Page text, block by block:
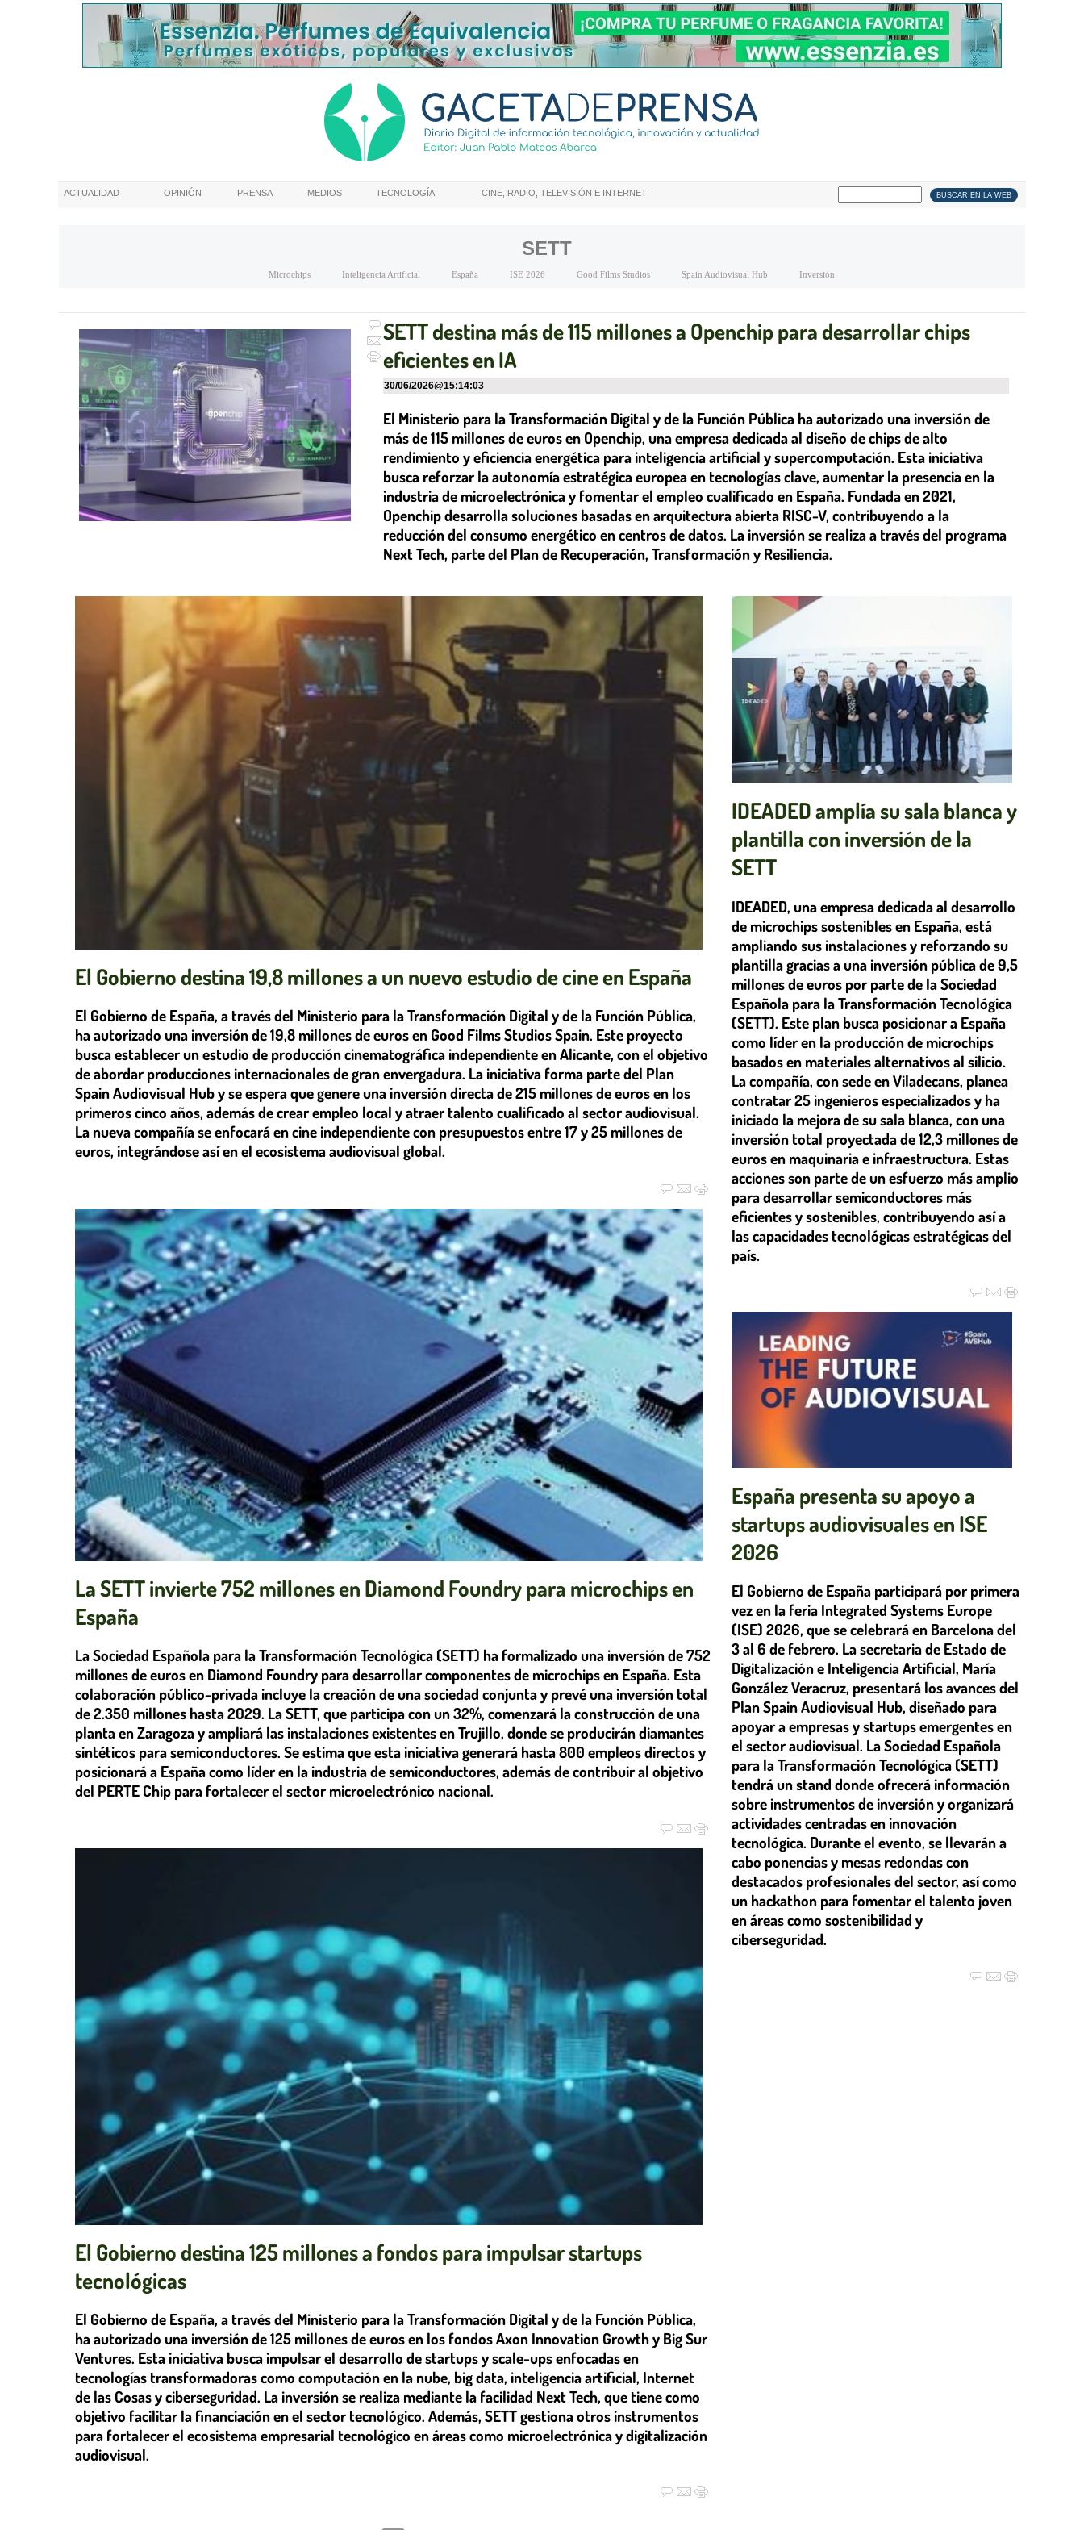
ACTUALIDAD OPINIÓN PRENSA MEDIOS TECNOLOGÍA CINE, RADIO, TELEVISIÓN E INTERNET
SETT
Microchips Inteligencia Artificial España ISE 2026 Good Films Studios Spain Audiovisual Hub Inversión
SETT destina más de 115 millones a Openchip para desarrollar chips
eficientes en IA
30/06/2026@15:14:03
El Ministerio para la Transformación Digital y de la Función Pública ha autorizado una inversión de
más de 115 millones de euros en Openchip, una empresa dedicada al diseño de chips de alto
rendimiento y eficiencia energética para inteligencia artificial y supercomputación. Esta iniciativa
busca reforzar la autonomía estratégica europea en tecnologías clave, aumentar la presencia en la
industria de microelectrónica y fomentar el empleo cualificado en España. Fundada en 2021,
Openchip desarrolla soluciones basadas en arquitectura abierta RISC-V, contribuyendo a la
reducción del consumo energético en centros de datos. La inversión se realiza a través del programa
Next Tech, parte del Plan de Recuperación, Transformación y Resiliencia.
El Gobierno destina 19,8 millones a un nuevo estudio de cine en España
El Gobierno de España, a través del Ministerio para la Transformación Digital y de la Función Pública,
ha autorizado una inversión de 19,8 millones de euros en Good Films Studios Spain. Este proyecto
busca establecer un estudio de producción cinematográfica independiente en Alicante, con el objetivo
de abordar producciones internacionales de gran envergadura. La iniciativa forma parte del Plan
Spain Audiovisual Hub y se espera que genere una inversión directa de 215 millones de euros en los
primeros cinco años, además de crear empleo local y atraer talento cualificado al sector audiovisual.
La nueva compañía se enfocará en cine independiente con presupuestos entre 17 y 25 millones de
euros, integrándose así en el ecosistema audiovisual global.
La SETT invierte 752 millones en Diamond Foundry para microchips en
España
La Sociedad Española para la Transformación Tecnológica (SETT) ha formalizado una inversión de 752
millones de euros en Diamond Foundry para desarrollar componentes de microchips en España. Esta
colaboración público-privada incluye la creación de una sociedad conjunta y prevé una inversión total
de 2.350 millones hasta 2029. La SETT, que participa con un 32%, comenzará la construcción de una
planta en Zaragoza y ampliará las instalaciones existentes en Trujillo, donde se producirán diamantes
sintéticos para semiconductores. Se estima que esta iniciativa generará hasta 800 empleos directos y
posicionará a España como líder en la industria de semiconductores, además de contribuir al objetivo
del PERTE Chip para fortalecer el sector microelectrónico nacional.
El Gobierno destina 125 millones a fondos para impulsar startups
tecnológicas
El Gobierno de España, a través del Ministerio para la Transformación Digital y de la Función Pública,
ha autorizado una inversión de 125 millones de euros en los fondos Axon Innovation Growth y Big Sur
Ventures. Esta iniciativa busca impulsar el desarrollo de startups y scale-ups enfocadas en
tecnologías transformadoras como computación en la nube, big data, inteligencia artificial, Internet
de las Cosas y ciberseguridad. La inversión se realiza mediante la facilidad Next Tech, que tiene como
objetivo facilitar la financiación en el sector tecnológico. Además, SETT gestiona otros instrumentos
para fortalecer el ecosistema empresarial tecnológico en áreas como microelectrónica y digitalización
audiovisual.
IDEADED amplía su sala blanca y
plantilla con inversión de la
SETT
IDEADED, una empresa dedicada al desarrollo
de microchips sostenibles en España, está
ampliando sus instalaciones y reforzando su
plantilla gracias a una inversión pública de 9,5
millones de euros por parte de la Sociedad
Española para la Transformación Tecnológica
(SETT). Este plan busca posicionar a España
como líder en la producción de microchips
basados en materiales alternativos al silicio.
La compañía, con sede en Viladecans, planea
contratar 25 ingenieros especializados y ha
iniciado la mejora de su sala blanca, con una
inversión total proyectada de 12,3 millones de
euros en maquinaria e infraestructura. Estas
acciones son parte de un esfuerzo más amplio
para desarrollar semiconductores más
eficientes y sostenibles, contribuyendo así a
las capacidades tecnológicas estratégicas del
país.
España presenta su apoyo a
startups audiovisuales en ISE
2026
El Gobierno de España participará por primera
vez en la feria Integrated Systems Europe
(ISE) 2026, que se celebrará en Barcelona del
3 al 6 de febrero. La secretaria de Estado de
Digitalización e Inteligencia Artificial, María
González Veracruz, presentará los avances del
Plan Spain Audiovisual Hub, diseñado para
apoyar a empresas y startups emergentes en
el sector audiovisual. La Sociedad Española
para la Transformación Tecnológica (SETT)
tendrá un stand donde ofrecerá información
sobre instrumentos de inversión y organizará
actividades centradas en innovación
tecnológica. Durante el evento, se llevarán a
cabo ponencias y mesas redondas con
destacados profesionales del sector, así como
un hackathon para fomentar el talento joven
en áreas como sostenibilidad y
ciberseguridad.